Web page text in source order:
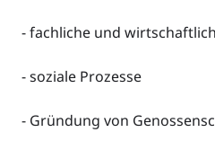
- fachliche und
- soziale Prozesse
- Gründung von